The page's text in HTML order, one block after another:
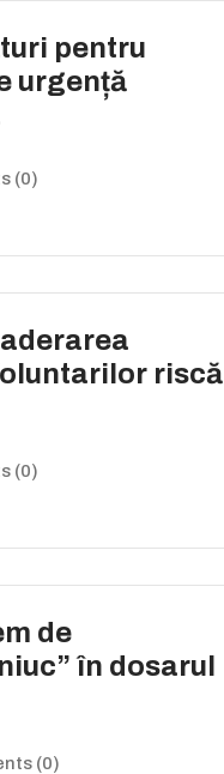
pentru
urgență
(0)
riscă
(0)
de
în dosarul
(0)